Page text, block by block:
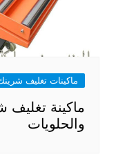
ماكينات تغليف
ماكينة تغليف
والحلويات